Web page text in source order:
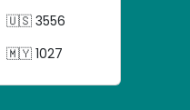
🇺🇸 3556
🇲🇾 1027